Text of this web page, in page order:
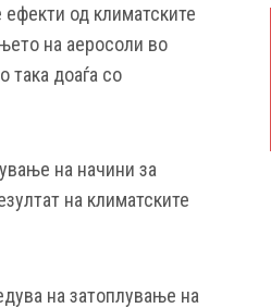
од климатските
на аеросоли во
така доаѓа со
на начини за
на климатските
на затоплување на